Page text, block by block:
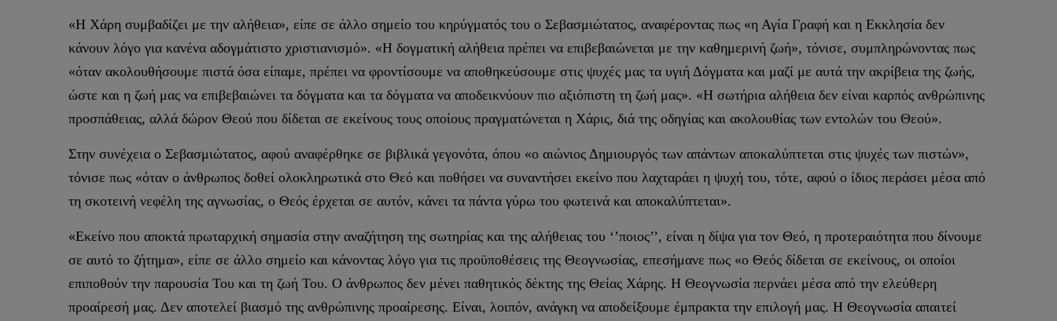
«Η Χάρη συμβαδίζει με την αλήθεια», είπε σε άλλο σημείο του κηρύγματός του ο Σεβασμιώτατος, αναφέροντας πως «η Αγία Γραφή και η Εκκλησία δεν
κάνουν λόγο για κανένα αδογμάτιστο χριστιανισμό». «Η δογματική αλήθεια πρέπει να επιβεβαιώνεται με την καθημερινή ζωή», τόνισε, συμπληρώνοντας πως
«όταν ακολουθήσουμε πιστά όσα είπαμε, πρέπει να φροντίσουμε να αποθηκεύσουμε στις ψυχές μας τα υγιή Δόγματα και μαζί με αυτά την ακρίβεια της ζωής,
ώστε και η ζωή μας να επιβεβαιώνει τα δόγματα και τα δόγματα να αποδεικνύουν πιο αξιόπιστη τη ζωή μας». «Η σωτήρια αλήθεια δεν είναι καρπός ανθρώπινης
προσπάθειας, αλλά δώρον Θεού που δίδεται σε εκείνους τους οποίους πραγματώνεται η Χάρις, διά της οδηγίας και ακολουθίας των εντολών του Θεού».
Στην συνέχεια ο Σεβασμιώτατος, αφού αναφέρθηκε σε βιβλικά γεγονότα, όπου «ο αιώνιος Δημιουργός των απάντων αποκαλύπτεται στις ψυχές των πιστών»,
τόνισε πως «όταν ο άνθρωπος δοθεί ολοκληρωτικά στο Θεό και ποθήσει να συναντήσει εκείνο που λαχταράει η ψυχή του, τότε, αφού ο ίδιος περάσει μέσα από
τη σκοτεινή νεφέλη της αγνωσίας, ο Θεός έρχεται σε αυτόν, κάνει τα πάντα γύρω του φωτεινά και αποκαλύπτεται».
«Εκείνο που αποκτά πρωταρχική σημασία στην αναζήτηση της σωτηρίας και της αλήθειας του ‘’ποιος’’, είναι η δίψα για τον Θεό, η προτεραιότητα που δίνουμε
σε αυτό το ζήτημα», είπε σε άλλο σημείο και κάνοντας λόγο για τις προϋποθέσεις της Θεογνωσίας, επεσήμανε πως «ο Θεός δίδεται σε εκείνους, οι οποίοι
επιποθούν την παρουσία Του και τη ζωή Του. Ο άνθρωπος δεν μένει παθητικός δέκτης της Θείας Χάρης. Η Θεογνωσία περνάει μέσα από την ελεύθερη
προαίρεσή μας. Δεν αποτελεί βιασμό της ανθρώπινης προαίρεσης. Είναι, λοιπόν, ανάγκη να αποδείξουμε έμπρακτα την επιλογή μας. Η Θεογνωσία απαιτεί